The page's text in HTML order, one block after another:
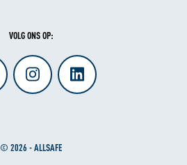
VOLG ONS OP:
© 2026 - ALLSAFE